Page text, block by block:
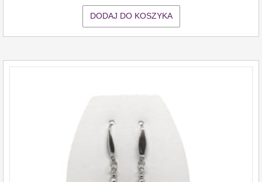
DODAJ DO KOSZYKA